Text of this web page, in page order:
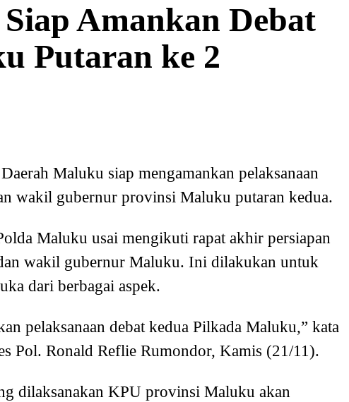
Amankan Debat
Putaran ke 2
Maluku siap mengamankan pelaksanaan
wakil gubernur provinsi Maluku putaran kedua.
Maluku usai mengikuti rapat akhir persiapan
wakil gubernur Maluku. Ini dilakukan untuk
dari berbagai aspek.
pelaksanaan debat kedua Pilkada Maluku,” kata
Pol. Ronald Reflie Rumondor, Kamis (21/11).
dilaksanakan KPU provinsi Maluku akan